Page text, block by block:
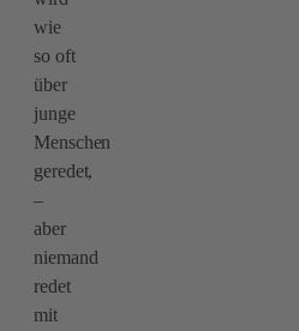
wie
so oft
über
junge
Menschen
geredet,
–
aber
niemand
redet
mit